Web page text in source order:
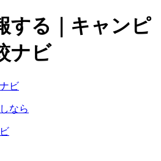
する｜キャンピ
ナビ
なら